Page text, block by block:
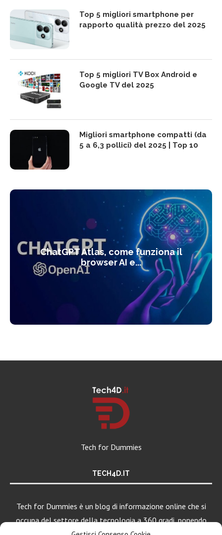
Top 5 migliori smartphone per
rapporto qualità prezzo del 2025
Top 5 migliori TV Box Android e
Google TV del 2025
Migliori smartphone compatti (da
5 a 6,3 pollici) del 2025 | Top 10
ChatGPT Atlas, come funziona il
browser AI e...
Tech for Dummies
TECH4D.IT
Tech for Dummies è un blog di informazione online che si
occupa del settore della tecnologia a 360 gradi, ponendo